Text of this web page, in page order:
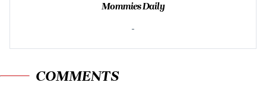
Mommies Daily
-
COMMENTS